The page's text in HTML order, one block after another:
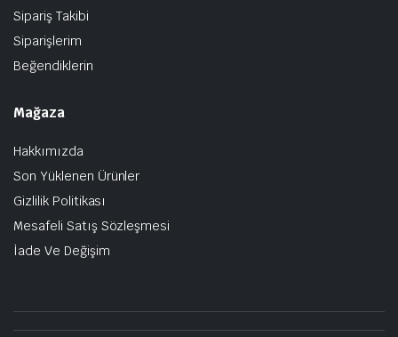
Sipariş Takibi
Siparişlerim
Beğendiklerin
Mağaza
Hakkımızda
Son Yüklenen Ürünler
Gizlilik Politikası
Mesafeli Satış Sözleşmesi
İade Ve Değişim